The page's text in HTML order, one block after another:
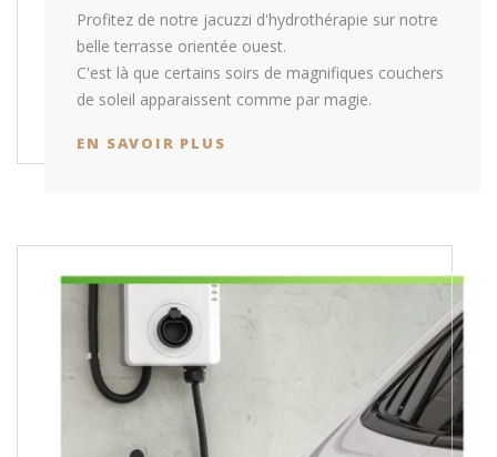
Profitez de notre jacuzzi d'hydrothérapie sur notre
belle terrasse orientée ouest.
C'est là que certains soirs de magnifiques couchers
de soleil apparaissent comme par magie.
EN SAVOIR PLUS